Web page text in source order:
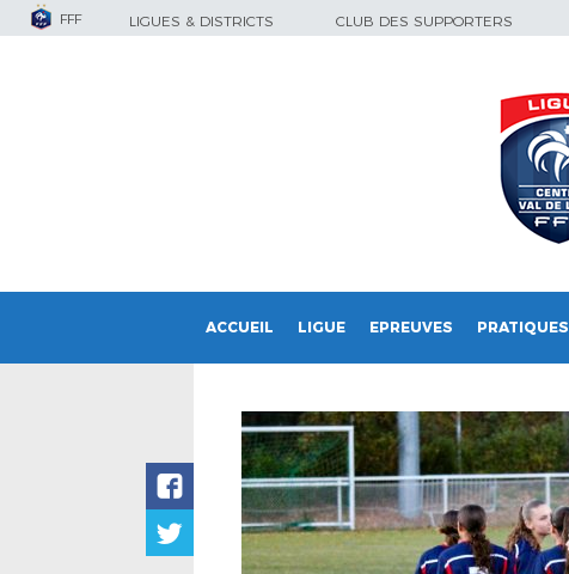
FFF LIGUES & DISTRICTS CLUB DES SUPPORTERS
ACCUEIL LIGUE EPREUVES PRATIQUES